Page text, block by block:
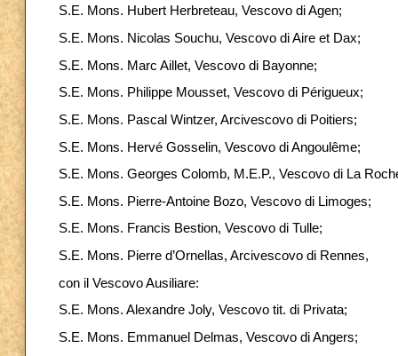
S.E. Mons. Hubert Herbreteau, Vescovo di Agen;
S.E. Mons. Nicolas Souchu, Vescovo di Aire et Dax;
S.E. Mons. Marc Aillet, Vescovo di Bayonne;
S.E. Mons. Philippe Mousset, Vescovo di Périgueux;
S.E. Mons. Pascal Wintzer, Arcivescovo di Poitiers;
S.E. Mons. Hervé Gosselin, Vescovo di Angoulême;
S.E. Mons. Georges Colomb, M.E.P., Vescovo di La
S.E. Mons. Pierre-Antoine Bozo, Vescovo di Limoges;
S.E. Mons. Francis Bestion, Vescovo di Tulle;
S.E. Mons. Pierre d’Ornellas, Arcivescovo di Rennes,
con il Vescovo Ausiliare:
S.E. Mons. Alexandre Joly, Vescovo tit. di Privata;
S.E. Mons. Emmanuel Delmas, Vescovo di Angers;